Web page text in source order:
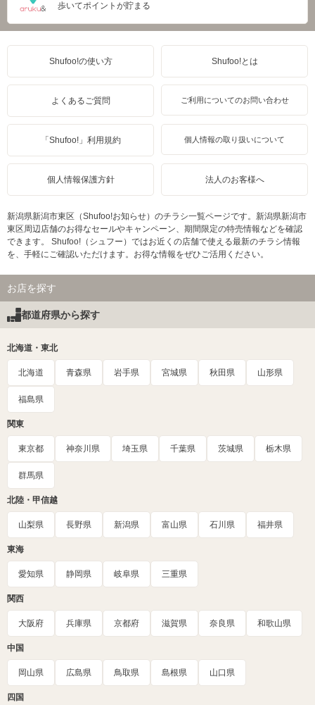
歩いてポイントが貯まる
Shufoo!の使い方 Shufoo!とは
よくあるご質問 ご利用についてのお問い合わせ
「Shufoo!」利用規約 個人情報の取り扱いについて
個人情報保護方針 法人のお客様へ
新潟県新潟市東区（Shufoo!お知らせ）のチラシ一覧ページです。新潟県新潟市
東区周辺店舗のお得なセールやキャンペーン、期間限定の特売情報などを確認
できます。 Shufoo!（シュフー）ではお近くの店舗で使える最新のチラシ情報
を、手軽にご確認いただけます。お得な情報をぜひご活用ください。
お店を探す
都道府県から探す
北海道・東北
北海道 青森県 岩手県 宮城県 秋田県 山形県
福島県
関東
東京都 神奈川県 埼玉県 千葉県 茨城県 栃木県
群馬県
北陸・甲信越
山梨県 長野県 新潟県 富山県 石川県 福井県
東海
愛知県 静岡県 岐阜県 三重県
関西
大阪府 兵庫県 京都府 滋賀県 奈良県 和歌山県
中国
岡山県 広島県 鳥取県 島根県 山口県
四国